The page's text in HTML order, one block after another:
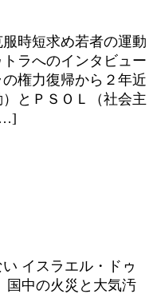
時短求め若者の運動
ラへのインタビュー
権力復帰から２年近
とＰＳＯＬ（社会主
イスラエル・ドゥ
中の火災と大気汚